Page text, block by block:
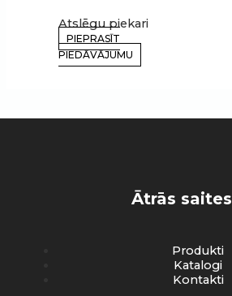
Atslēgu piekari
PIEPRASĪT
PIEDĀVĀJUMU
Ātrās saites
Produkti
Katalogi
Kontakti